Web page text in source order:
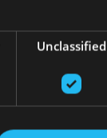
Unclassified